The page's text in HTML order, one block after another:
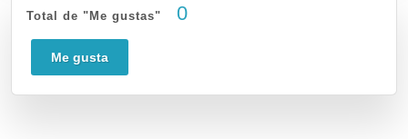
Total de "Me gustas" 0
Me gusta